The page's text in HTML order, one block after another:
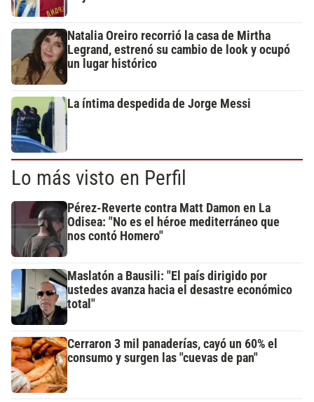
Natalia Oreiro recorrió la casa de Mirtha
Legrand, estrenó su cambio de look y ocupó
un lugar histórico
La íntima despedida de Jorge Messi
Lo más visto en Perfil
Pérez-Reverte contra Matt Damon en La
Odisea: "No es el héroe mediterráneo que
nos contó Homero"
Maslatón a Bausili: "El país dirigido por
ustedes avanza hacia el desastre económico
total"
Cerraron 3 mil panaderías, cayó un 60% el
consumo y surgen las "cuevas de pan"